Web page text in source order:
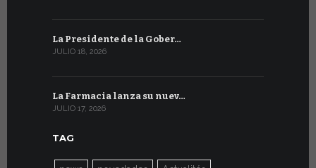
La Presidente de la Gober…
JULIO 18, 2026
La Farmacia lanza su nuev…
JULIO 17, 2026
TAG